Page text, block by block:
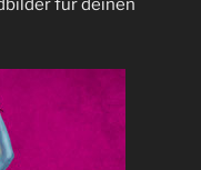
für deinen